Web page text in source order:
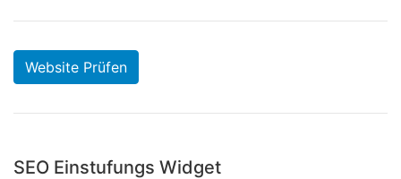
Website Prüfen
SEO Einstufungs Widget